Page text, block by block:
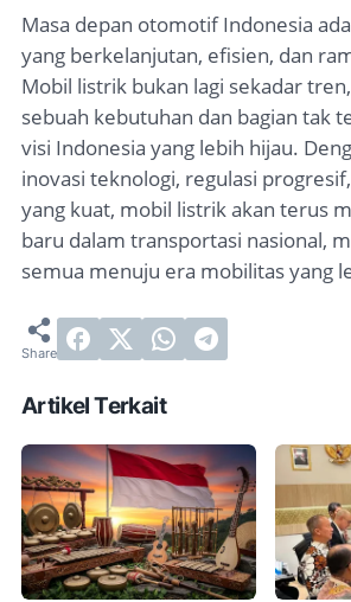
Masa depan otomotif Indonesia
yang berkelanjutan, efisien, dan
Mobil listrik bukan lagi sekadar
sebuah kebutuhan dan bagian tak
visi Indonesia yang lebih hijau.
inovasi teknologi, regulasi
yang kuat, mobil listrik akan terus
baru dalam transportasi nasional,
semua menuju era mobilitas yang
Artikel Terkait